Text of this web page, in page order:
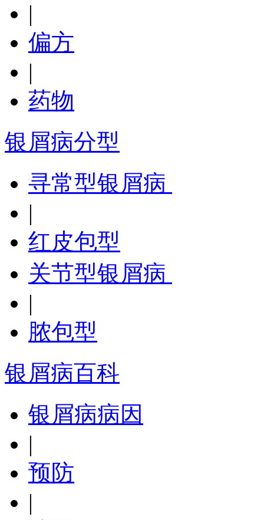
|
偏方
|
药物
银屑病分型
寻常型银屑病
|
红皮包型
关节型银屑病
|
脓包型
银屑病百科
银屑病病因
|
预防
|